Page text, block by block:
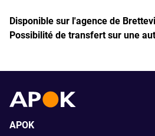
Disponible sur l'agence de
Possibilité de transfert sur une
APOK